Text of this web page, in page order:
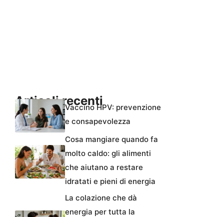
Articoli recentiVaccino HPV: prevenzione
e consapevolezza
Cosa mangiare quando fa
molto caldo: gli alimenti
che aiutano a restare
idratati e pieni di energia
La colazione che dà
energia per tutta la